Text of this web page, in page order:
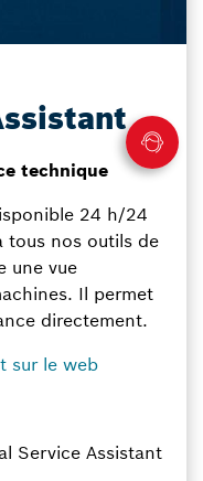
technique
24 h/24
tous nos outils de
une vue
Il permet
directement.
sur le web
Service Assistant